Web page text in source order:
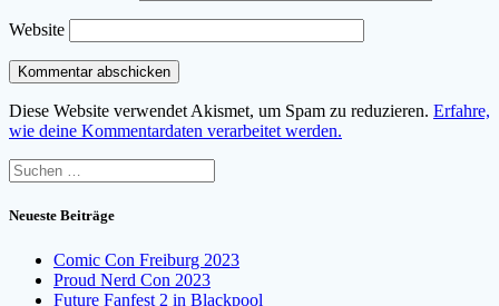
Website
Diese Website verwendet Akismet, um Spam zu reduzieren. Erfahre,
wie deine Kommentardaten verarbeitet werden.
Suchen
nach:
Neueste Beiträge
Comic Con Freiburg 2023
Proud Nerd Con 2023
Future Fanfest 2 in Blackpool